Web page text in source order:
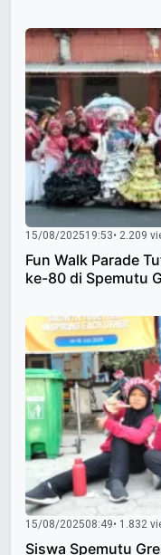
15/08/202519:53• 2.209
Fun Walk Parade
ke-80 di Spemutu
15/08/202508:49• 1.832
Siswa Spemutu